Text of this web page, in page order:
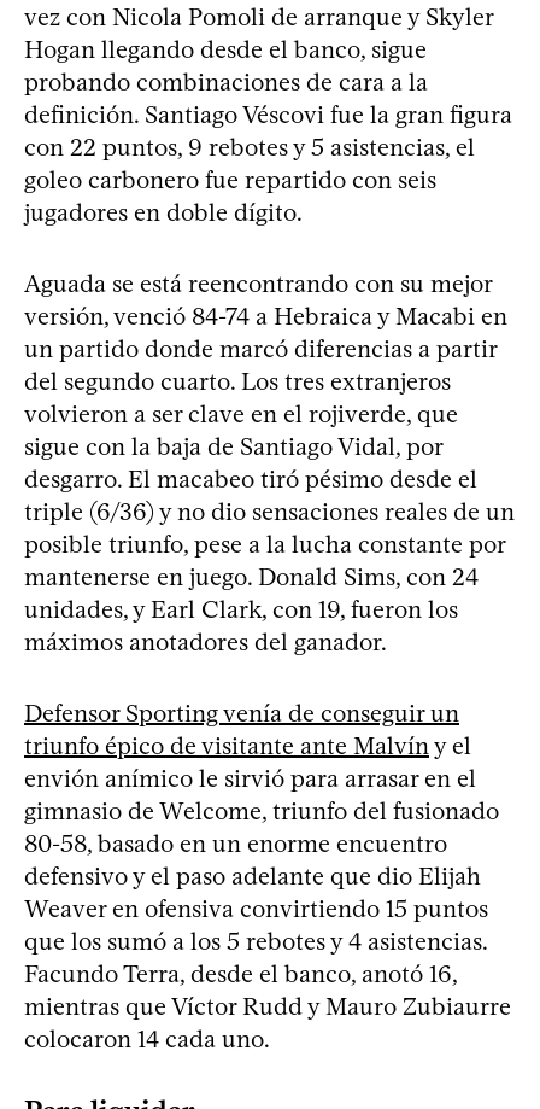
vez con Nicola Pomoli de arranque y Skyler
Hogan llegando desde el banco, sigue
probando combinaciones de cara a la
definición. Santiago Véscovi fue la gran figura
con 22 puntos, 9 rebotes y 5 asistencias, el
goleo carbonero fue repartido con seis
jugadores en doble dígito.
Aguada se está reencontrando con su mejor
versión, venció 84-74 a Hebraica y Macabi en
un partido donde marcó diferencias a partir
del segundo cuarto. Los tres extranjeros
volvieron a ser clave en el rojiverde, que
sigue con la baja de Santiago Vidal, por
desgarro. El macabeo tiró pésimo desde el
triple (6/36) y no dio sensaciones reales de un
posible triunfo, pese a la lucha constante por
mantenerse en juego. Donald Sims, con 24
unidades, y Earl Clark, con 19, fueron los
máximos anotadores del ganador.
Defensor Sporting venía de conseguir un
triunfo épico de visitante ante Malvín y el
envión anímico le sirvió para arrasar en el
gimnasio de Welcome, triunfo del fusionado
80-58, basado en un enorme encuentro
defensivo y el paso adelante que dio Elijah
Weaver en ofensiva convirtiendo 15 puntos
que los sumó a los 5 rebotes y 4 asistencias.
Facundo Terra, desde el banco, anotó 16,
mientras que Víctor Rudd y Mauro Zubiaurre
colocaron 14 cada uno.